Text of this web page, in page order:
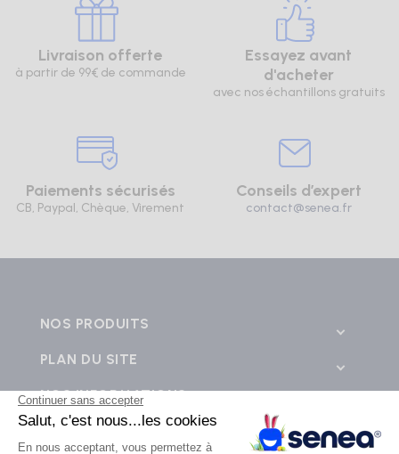
Livraison offerte
à partir de 99€ de commande
Essayez avant
d'acheter
avec nos échantillons gratuits
Paiements sécurisés
CB, Paypal, Chèque, Virement
Conseils d’expert
contact@senea.fr
NOS PRODUITS
PLAN DU SITE
NOS INFORMATIONS
CONTACTEZ-NOUS